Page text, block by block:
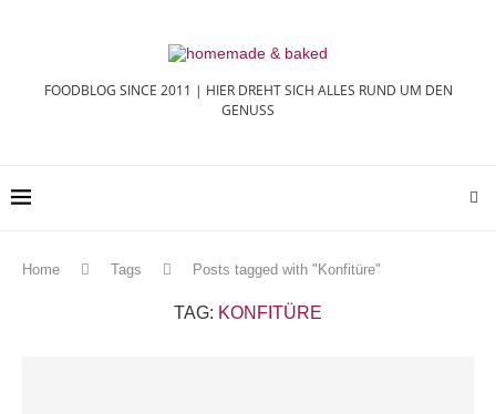
FOODBLOG SINCE 2011 | HIER DREHT SICH ALLES RUND UM DEN
GENUSS
Home Tags Posts tagged with "Konfitüre"
TAG: KONFITÜRE